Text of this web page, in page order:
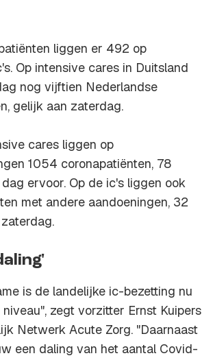
liggen er 492 op
Op intensive cares in Duitsland
nog vijftien Nederlandse
gelijk aan zaterdag.
cares liggen op
1054 coronapatiënten, 78
ervoor. Op de ic's liggen ook
met andere aandoeningen, 32
is de landelijke ic-bezetting nu
zegt vorzitter Ernst Kuipers
Netwerk Acute Zorg. "Daarnaast
een daling van het aantal Covid-